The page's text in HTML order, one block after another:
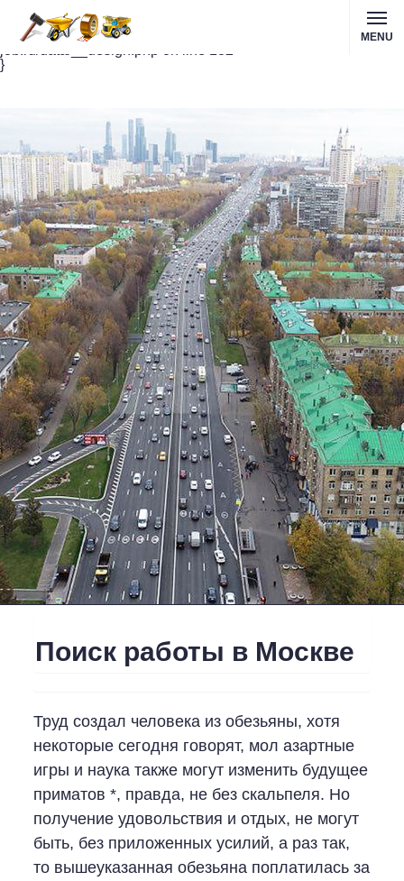
Notice: Undefined variable: allnews in
/var/www/abc_job_ru_usr82/data/www/abc-
}
MENU
Поиск работы в Москве
Труд создал человека из обезьяны, хотя
некоторые сегодня говорят, мол азартные
игры и наука также могут изменить будущее
приматов *, правда, не без скальпеля. Но
получение удовольствия и отдых, не могут
быть, без приложенных усилий, а раз так,
то вышеуказанная обезьяна поплатилась за